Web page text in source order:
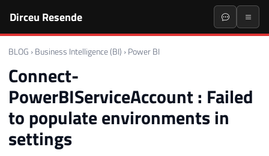
Dirceu Resende
BLOG › Business Intelligence (BI) › Power BI
Connect-
PowerBIServiceAccount : Failed
to populate environments in
settings